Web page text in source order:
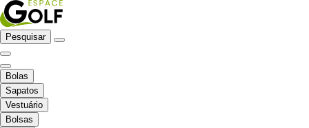
Pesquisar
Bolas
Sapatos
Vestuário
Bolsas